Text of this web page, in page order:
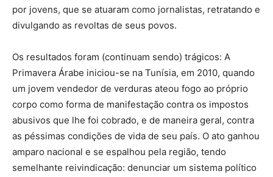
por jovens, que se atuaram como jornalistas, retratando e
divulgando as revoltas de seus povos.
Os resultados foram (continuam sendo) trágicos: A
Primavera Árabe iniciou-se na Tunísia, em 2010, quando
um jovem vendedor de verduras ateou fogo ao próprio
corpo como forma de manifestação contra os impostos
abusivos que lhe foi cobrado, e de maneira geral, contra
as péssimas condições de vida de seu país. O ato ganhou
amparo nacional e se espalhou pela região, tendo
semelhante reivindicação: denunciar um sistema político